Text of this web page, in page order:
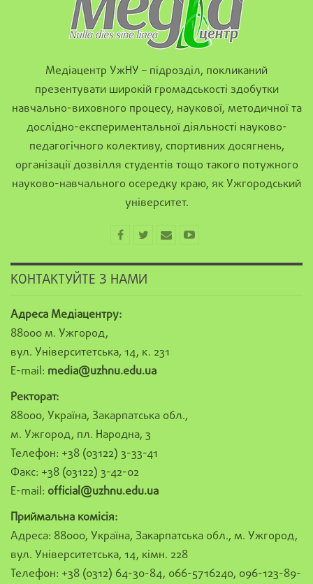
Медіацентр УжНУ – підрозділ, покликаний
презентувати широкій громадськості здобутки
навчально-виховного процесу, наукової, методичної та
дослідно-експериментальної діяльності науково-
педагогічного колективу, спортивних досягнень,
організації дозвілля студентів тощо такого потужного
науково-навчального осередку краю, як Ужгородський
університет.
КОНТАКТУЙТЕ З НАМИ
Адреса Медіацентру:
88000 м. Ужгород,
вул. Університетська, 14, к. 231
E-mail: media@uzhnu.edu.ua
Ректорат:
88000, Україна, Закарпатська обл.,
м. Ужгород, пл. Народна, 3
Телефон: +38 (03122) 3-33-41
Факс: +38 (03122) 3-42-02
E-mail: official@uzhnu.edu.ua
Приймальна комісія:
Адреса: 88000, Україна, Закарпатська обл., м. Ужгород,
вул. Університетська, 14, кімн. 228
Телефон: +38 (0312) 64-30-84, 066-5716240, 096-123-89-